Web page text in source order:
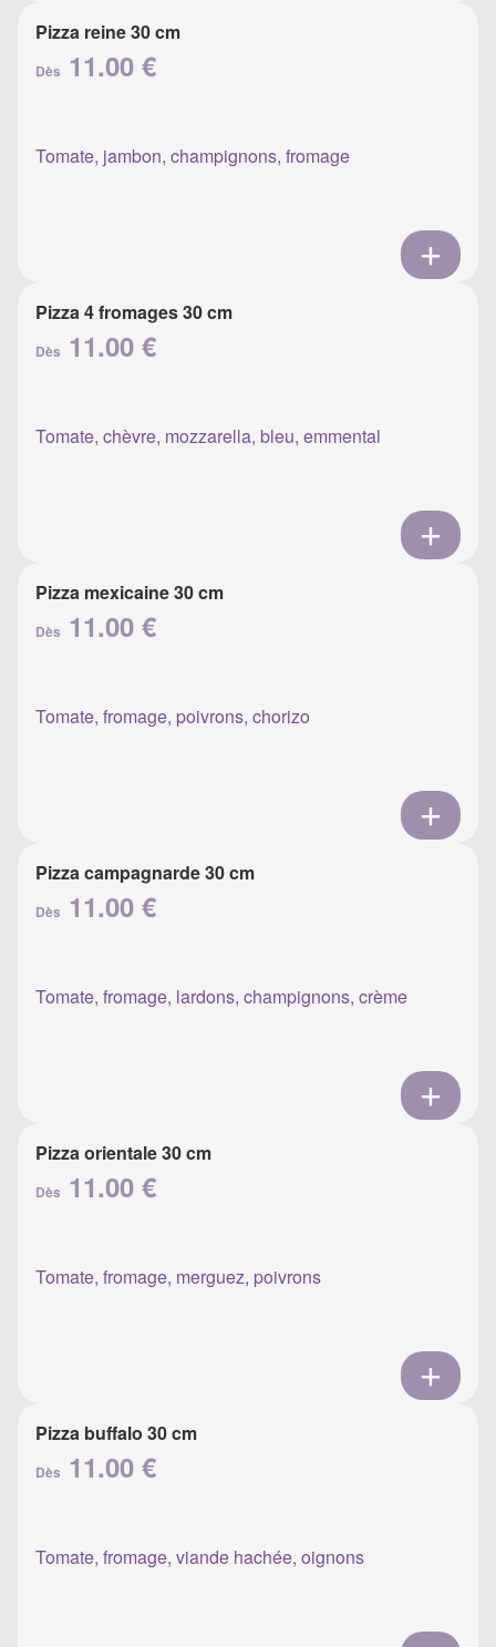
Pizza reine 30 cm
Dès 11.00 €
Tomate, jambon, champignons, fromage
Pizza 4 fromages 30 cm
Dès 11.00 €
Tomate, chèvre, mozzarella, bleu, emmental
Pizza mexicaine 30 cm
Dès 11.00 €
Tomate, fromage, poivrons, chorizo
Pizza campagnarde 30 cm
Dès 11.00 €
Tomate, fromage, lardons, champignons, crème
Pizza orientale 30 cm
Dès 11.00 €
Tomate, fromage, merguez, poivrons
Pizza buffalo 30 cm
Dès 11.00 €
Tomate, fromage, viande hachée, oignons